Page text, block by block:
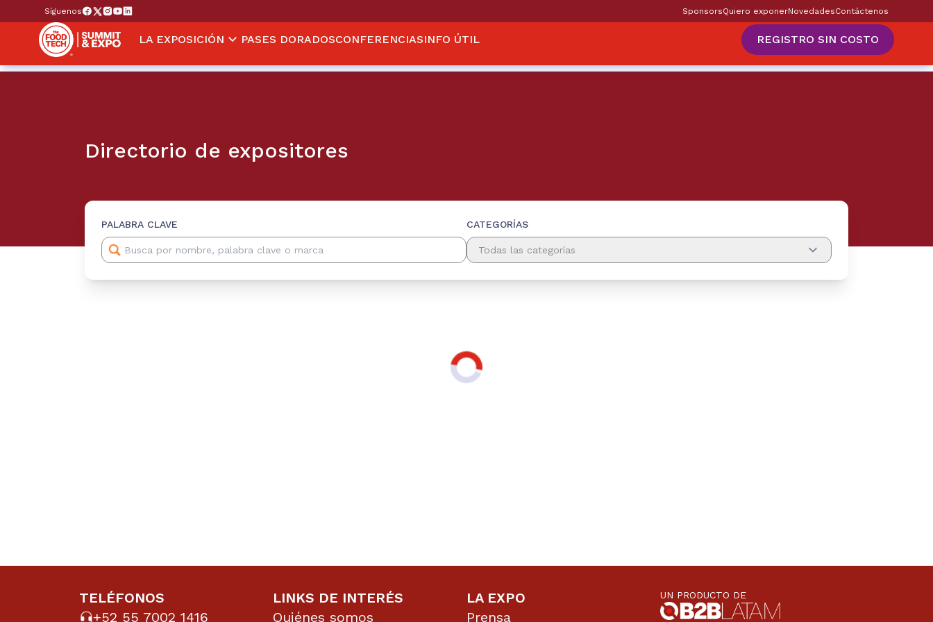
Síguenos SponsorsQuiero exponerNovedadesContáctenos
LA EXPOSICIÓN PASES DORADOSCONFERENCIASINFO ÚTIL REGISTRO SIN COSTO
Directorio de expositores
PALABRA CLAVE CATEGORÍAS
Todas las categorías
TELÉFONOS
+52 55 7002 1416
LINKS DE INTERÉS
Quiénes somos
LA EXPO
Prensa
UN PRODUCTO DE